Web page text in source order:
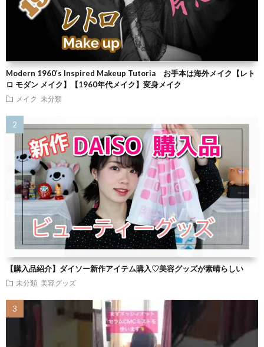
Modern 1960’s Inspired Makeup Tutoria お手本は海外メイク【レト
ロ モダン メイク】【1960年代メイク】変身メイク
メイク 未分類
【購入品紹介】ダイソー新作アイテム購入♡美容グッズが素晴らしい
未分類 美容グッズ